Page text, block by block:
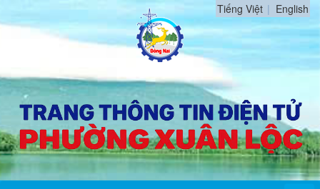
Tiếng Việt English